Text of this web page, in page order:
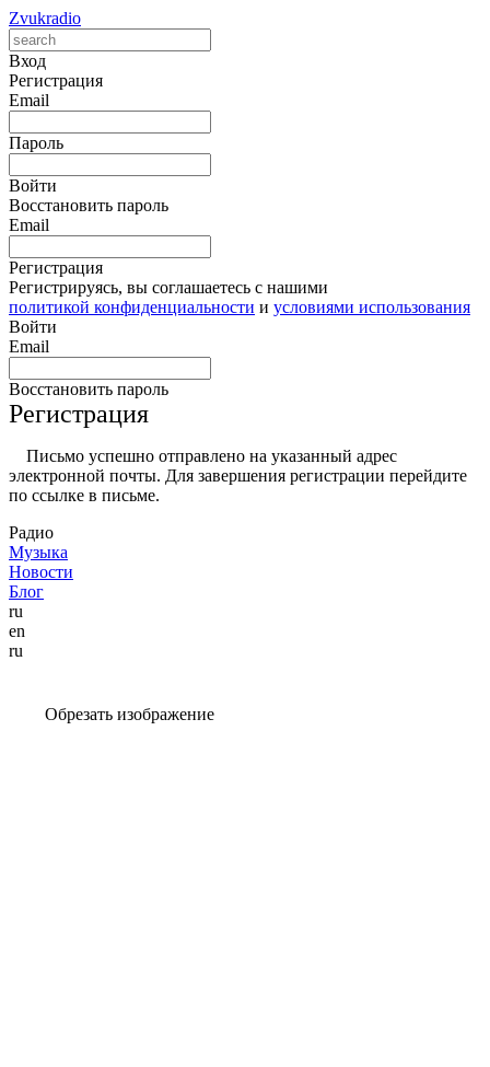
Zvukradio
Вход
Регистрация
Email
Пароль
Войти
Восстановить пароль
Email
Регистрация
Регистрируясь, вы соглашаетесь с нашими
политикой конфиденциальности и условиями использования
Войти
Email
Восстановить пароль
Регистрация
Письмо успешно отправлено на указанный адрес
электронной почты. Для завершения регистрации перейдите
по ссылке в письме.
Радио
Музыка
Новости
Блог
ru
en
ru
Обрезать изображение